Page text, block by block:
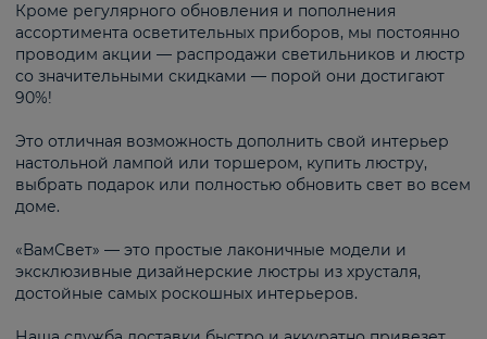
Кроме регулярного обновления и пополнения
ассортимента осветительных приборов, мы постоянно
проводим акции — распродажи светильников и люстр
со значительными скидками — порой они достигают
90%!
Это отличная возможность дополнить свой интерьер
настольной лампой или торшером, купить люстру,
выбрать подарок или полностью обновить свет во всем
доме.
«ВамСвет» — это простые лаконичные модели и
эксклюзивные дизайнерские люстры из хрусталя,
достойные самых роскошных интерьеров.